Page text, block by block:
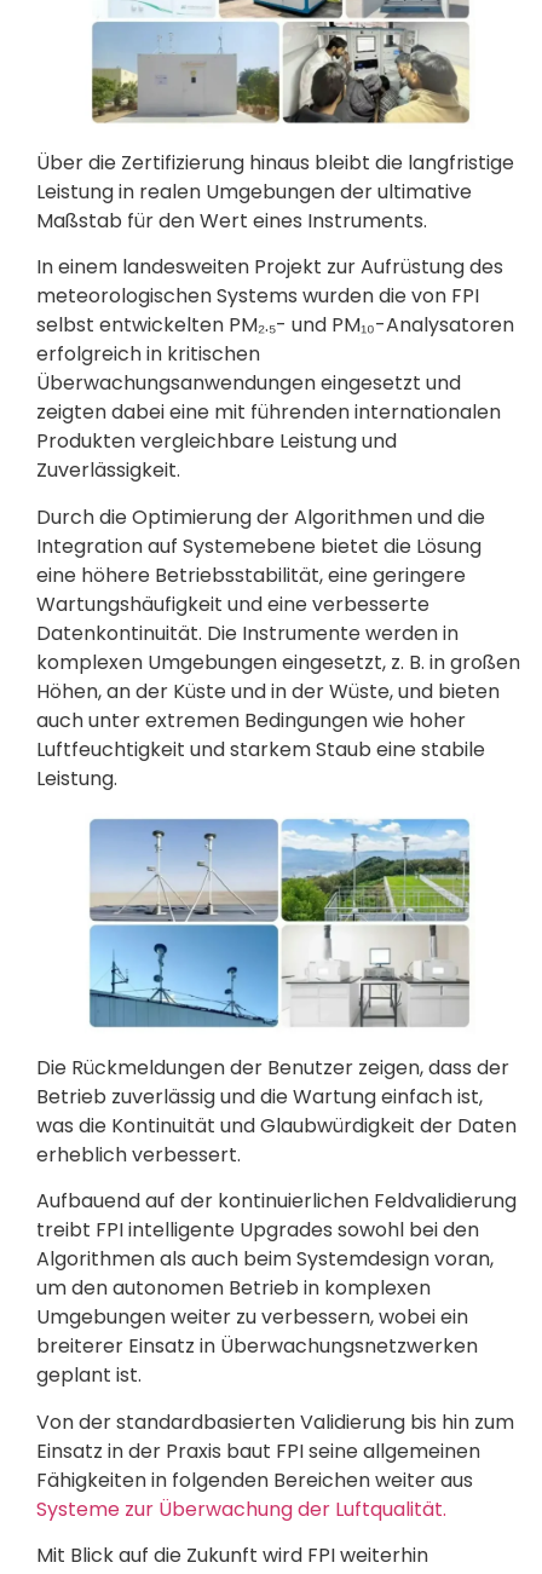
Über die Zertifizierung hinaus bleibt die langfristige
Leistung in realen Umgebungen der ultimative
Maßstab für den Wert eines Instruments.
In einem landesweiten Projekt zur Aufrüstung des
meteorologischen Systems wurden die von FPI
selbst entwickelten PM₂.₅- und PM₁₀-Analysatoren
erfolgreich in kritischen
Überwachungsanwendungen eingesetzt und
zeigten dabei eine mit führenden internationalen
Produkten vergleichbare Leistung und
Zuverlässigkeit.
Durch die Optimierung der Algorithmen und die
Integration auf Systemebene bietet die Lösung
eine höhere Betriebsstabilität, eine geringere
Wartungshäufigkeit und eine verbesserte
Datenkontinuität. Die Instrumente werden in
komplexen Umgebungen eingesetzt, z. B. in großen
Höhen, an der Küste und in der Wüste, und bieten
auch unter extremen Bedingungen wie hoher
Luftfeuchtigkeit und starkem Staub eine stabile
Leistung.
Die Rückmeldungen der Benutzer zeigen, dass der
Betrieb zuverlässig und die Wartung einfach ist,
was die Kontinuität und Glaubwürdigkeit der Daten
erheblich verbessert.
Aufbauend auf der kontinuierlichen Feldvalidierung
treibt FPI intelligente Upgrades sowohl bei den
Algorithmen als auch beim Systemdesign voran,
um den autonomen Betrieb in komplexen
Umgebungen weiter zu verbessern, wobei ein
breiterer Einsatz in Überwachungsnetzwerken
geplant ist.
Von der standardbasierten Validierung bis hin zum
Einsatz in der Praxis baut FPI seine allgemeinen
Fähigkeiten in folgenden Bereichen weiter aus
Systeme zur Überwachung der Luftqualität.
Mit Blick auf die Zukunft wird FPI weiterhin